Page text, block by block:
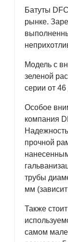
Батуты
рынке.
Модель с
зеленой
серии от
Особое
компания
прочной
трубы
мм
Также
самом